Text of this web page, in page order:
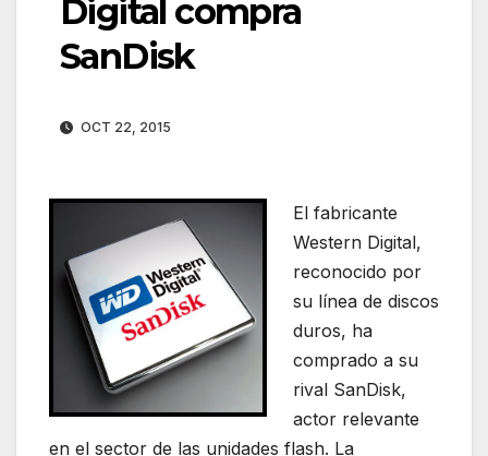
Digital compra
SanDisk
OCT 22, 2015
El fabricante
Western Digital,
reconocido por
su línea de discos
duros, ha
comprado a su
rival SanDisk,
actor relevante
en el sector de las unidades flash. La